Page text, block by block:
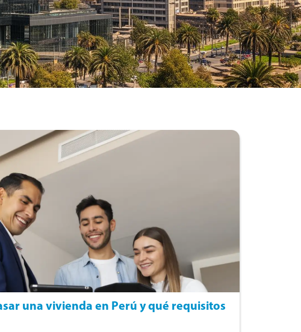
una vivienda en Perú y qué requisitos